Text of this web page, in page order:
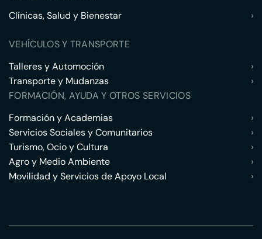
Clínicas, Salud y Bienestar
›
VEHÍCULOS Y TRANSPORTE
Talleres y Automoción
›
Transporte y Mudanzas
›
FORMACIÓN, AYUDA Y OTROS SERVICIOS
Formación y Academias
›
Servicios Sociales y Comunitarios
›
Turismo, Ocio y Cultura
›
Agro y Medio Ambiente
›
Movilidad y Servicios de Apoyo Local
›